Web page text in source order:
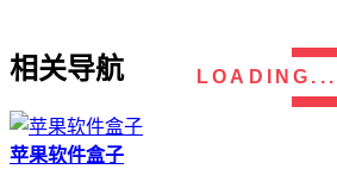
LOADING...
相关导航
苹果软件盒子